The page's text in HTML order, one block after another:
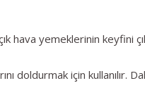
hava yemeklerinin keyfini
doldurmak için kullanılır.